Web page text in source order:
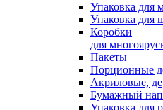
Упаковка для
Упаковка для
Коробки
для
Пакеты
Порционные
Акриловые,
Бумажный
Упаковка для